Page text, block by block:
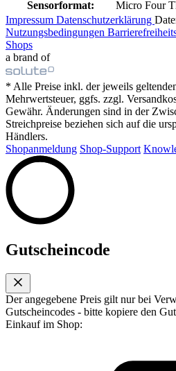
Sensorformat:
Micro Four
Impressum Datenschutzerklärung
Nutzungsbedingungen
Shops
a brand of
* Alle Preise inkl. der jeweils
Mehrwertsteuer, ggfs. zzgl.
Gewähr. Änderungen sind in der
Streichpreise beziehen sich auf die
Händlers.
Shopanmeldung Shop-Support
Gutscheincode
Der angegebene Preis gilt nur bei
Gutscheincodes - bitte kopiere den
Einkauf im Shop: